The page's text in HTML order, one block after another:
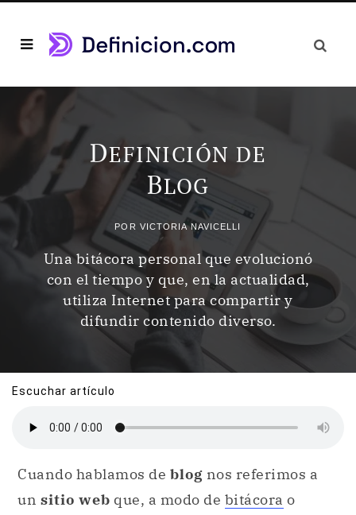
DEFINICIÓN DE
BLOG
POR VICTORIA NAVICELLI
Una bitácora personal que evolucionó
con el tiempo y que, en la actualidad,
utiliza Internet para compartir y
difundir contenido diverso.
Escuchar artículo
Cuando hablamos de blog nos referimos a
un sitio web que, a modo de bitácora o